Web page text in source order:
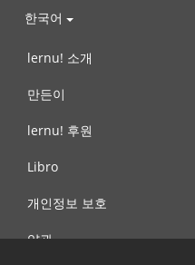
한국어
lernu! 소개
만든이
lernu! 후원
Libro
개인정보 보호
약관